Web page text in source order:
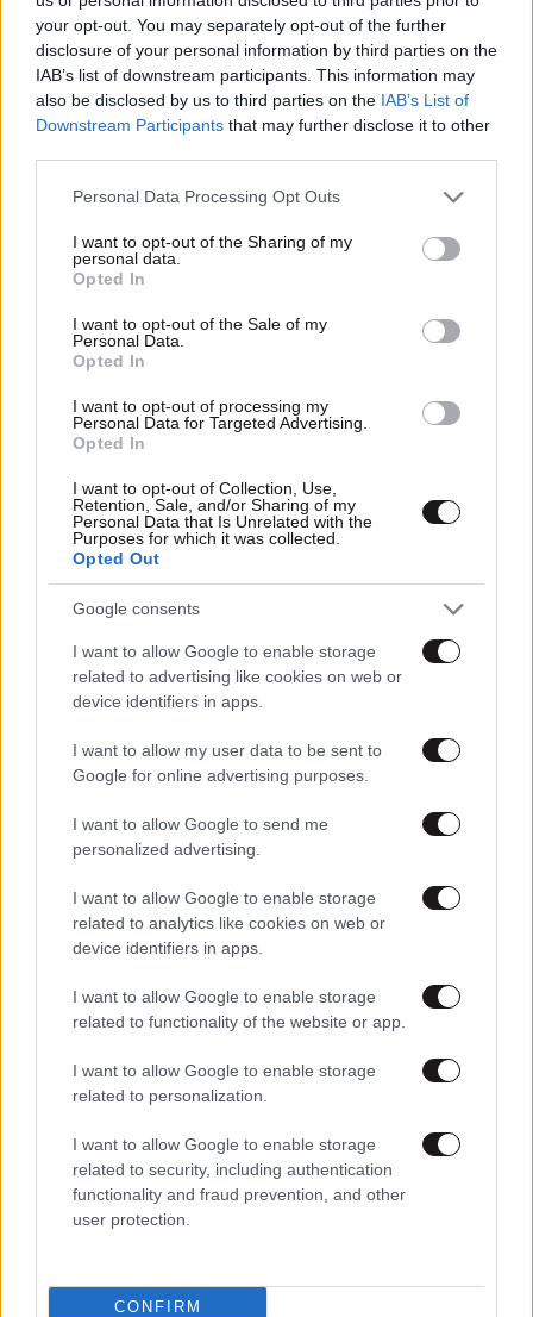
your opt-out. You may separately opt-out of the further
disclosure of your personal information by third parties on the
IAB’s list of downstream participants. This information may
also be disclosed by us to third parties on the IAB’s List of
Downstream Participants that may further disclose it to other
Please note that this website/app uses one or more Google
not limited to your visit or usage behaviour. You may click to
grant or deny consent to Google and its third-party tags to
use your data for below specified purposes in below Google
consent section.
Personal Data Processing Opt Outs
I want to opt-out of the Sharing of my
personal data.
Opted In
I want to opt-out of the Sale of my
Personal Data.
Opted In
I want to opt-out of processing my
Personal Data for Targeted Advertising.
Opted In
I want to opt-out of Collection, Use,
Retention, Sale, and/or Sharing of my
Personal Data that Is Unrelated with the
Purposes for which it was collected.
Opted Out
Google consents
I want to allow Google to enable storage
related to advertising like cookies on web or
device identifiers in apps.
I want to allow my user data to be sent to
Google for online advertising purposes.
I want to allow Google to send me
personalized advertising.
I want to allow Google to enable storage
related to analytics like cookies on web or
device identifiers in apps.
I want to allow Google to enable storage
related to functionality of the website or app.
I want to allow Google to enable storage
related to personalization.
I want to allow Google to enable storage
related to security, including authentication
functionality and fraud prevention, and other
user protection.
CONFIRM
Ταχύτητα και απόσταση μεταξύ οχημάτων
13·07·2011 02:50